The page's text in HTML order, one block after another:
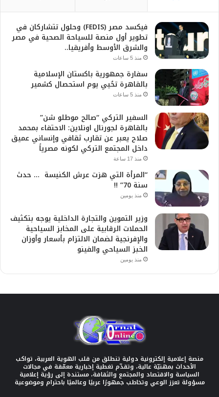
فيكسد مصر (FEDIS) وحلول تتشاركان في
تطوير أول منصة للسياحة الصحية في مصر
والشرق الأوسط وأفريقيا..
منذ 5 ساعات
سفارة جمهورية باكستان الإسلامية
بالقاهرة تحُيي يوم استحصال كشمير
منذ 5 ساعات
السفير التركي “صالح موطلو شن”
بالقاهرة لجورنال اونلاين: الاحتفاء بمحمد
صلاح يعبر عن تقارب ثقافي وإنساني عميق
داخل المجتمع التركي لكونه مصرياً
منذ 17 ساعة
“المرأة التي هزت عرش الكنيسة … حدث
سنة 70” !!
منذ يومين
وزير التموين والتجارة الداخلية يوجه بتكثيف
الحملات الرقابية على المخابز السياحية
والإفرنجية لضمان الالتزام بأسعار وأوزان
الخبز السياحي والفينو
منذ يومين
منصة إعلامية إلكترونية دولية تنطلق من قلب الهوية العربية، تواكب
الأحداث بمهنيّة عالية، وتقدّم تغطية إخبارية معمّقة في مجالات
السياسة والاقتصاد والمجتمع والثقافة، مستندة إلى رؤية إعلامية
مسؤولة تعزز الوعي وتخاطب جمهورًا عربيًا وعالميًا باحترام وموضوعية